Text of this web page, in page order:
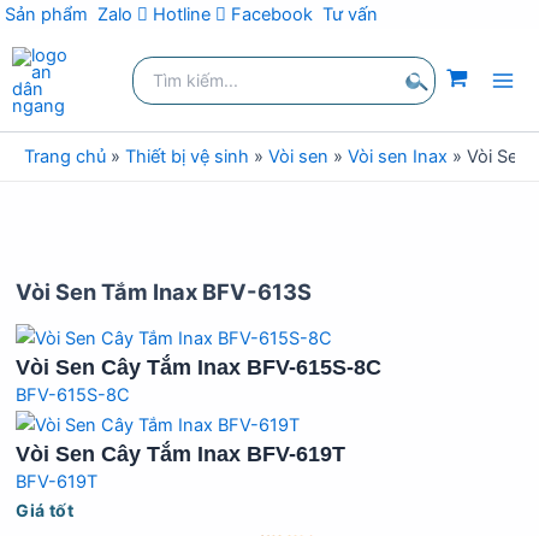
Sản phẩm Zalo Hotline Facebook Tư vấn
Nhảy
tới
nội
dung
Tìm
kiếm:
kiếm
Trang chủ » Thiết bị vệ sinh » Vòi sen » Vòi sen Inax » Vòi Sen
Vòi Sen Tắm Inax BFV-613S
Vòi Sen Cây Tắm Inax BFV-615S-8C
BFV-615S-8C
Vòi Sen Cây Tắm Inax BFV-619T
BFV-619T
Giá tốt